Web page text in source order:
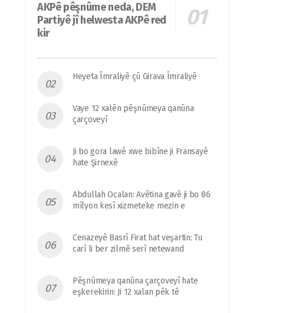
AKPê pêşnûme neda, DEM
Partiyê jî helwesta AKPê red
kir
Heyeta Îmraliyê çû Girava Îmraliyê
Vaye 12 xalên pêşnûmeya qanûna
çarçoveyî
Ji bo gora lawê xwe bibîne ji Fransayê
hate Şirnexê
Abdullah Ocalan: Avêtina gavê ji bo 86
mîlyon kesî xizmeteke mezin e
Cenazeyê Basrî Firat hat veşartin: Tu
carî li ber zilmê serî netewand
Pêşnûmeya qanûna çarçoveyî hate
eşkerekirin: Ji 12 xalan pêk tê